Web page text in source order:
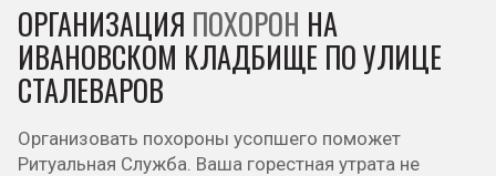
ОРГАНИЗАЦИЯ ПОХОРОН НА
ИВАНОВСКОМ КЛАДБИЩЕ ПО УЛИЦЕ
СТАЛЕВАРОВ
Организовать похороны усопшего поможет
Ритуальная Служба. Ваша горестная утрата не